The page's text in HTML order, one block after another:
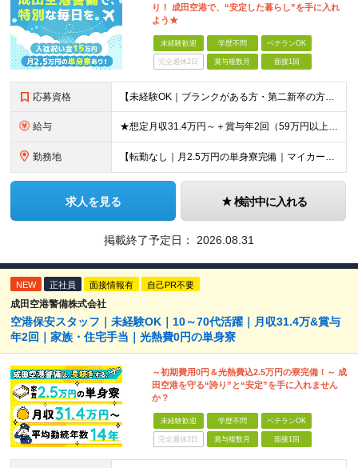
り！ 成田空港で、“安定した暮らし”を手に入れ
よう★
未経験歓迎 学歴不問 ベテランOK
完全週休2日 賞与複数月 面接1回
応募資格 【未経験OK｜ブランクがある方・第二新卒の方・正社員が初めての方も歓迎！】 ★応募資格を満たす方は面接確約！ ★20代・30代の若手スタッフも多数活躍中！ ◎58歳以下の方（長期のキャリア形成を図る
給与 ★想定月収31.4万円～＋賞与年2回（59万円以上） ★入社お祝い金15万円支給 ★水道+光熱費無料の家賃がリーズナブルな社員寮(単身寮)あり！ ★住宅手当&家族手当あり 月給24万5000円以上(
勤務地 【転勤なし｜月2.5万円の単身寮完備｜マイカー・バイク通勤OK】 成田空港または空港関連施設での勤務となります。 お住まいや希望を考慮し、千葉市美浜区・四街道市への配属となる場合もあります。 【本社
求人を見る 検討中に入れる
掲載終了予定日： 2026.08.31
NEW 正社員 面接情報有 自己PR不要
成田空港警備株式会社
空港保安スタッフ｜未経験OK｜10～70代活躍｜月収31.4万&賞与
年2回｜家族・住宅手当｜光熱費0円の単身寮
～初期費用0円＆光熱費込2.5万円の寮完備！～ 成
田空港を守る“誇り”と“安定”を手に入れません
か？
未経験歓迎 学歴不問 ベテランOK
完全週休2日 賞与複数月 面接1回